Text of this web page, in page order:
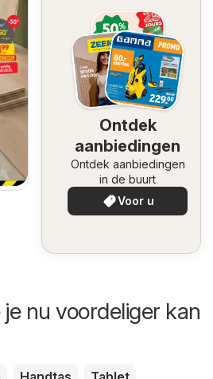
Ontdek
aanbiedingen
Ontdek aanbiedingen
in de buurt
Voor u
nu voordeliger kan